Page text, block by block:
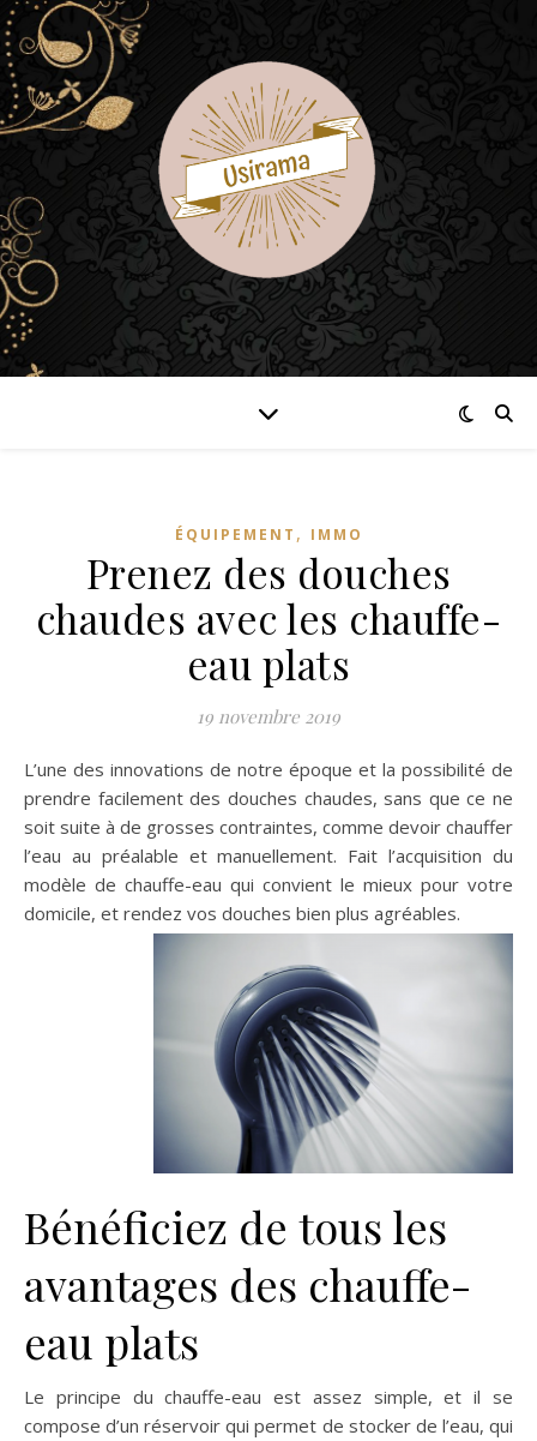
ÉQUIPEMENT , IMMO
Prenez des douches
chaudes avec les chauffe-
eau plats
19 novembre 2019
L’une des innovations de notre époque et la possibilité de
prendre facilement des douches chaudes, sans que ce ne
soit suite à de grosses contraintes, comme devoir chauffer
l’eau au préalable et manuellement. Fait l’acquisition du
modèle de chauffe-eau qui convient le mieux pour votre
domicile, et rendez vos douches bien plus agréables.
Bénéficiez de tous les
avantages des chauffe-
eau plats
Le principe du chauffe-eau est assez simple, et il se
compose d’un réservoir qui permet de stocker de l’eau, qui